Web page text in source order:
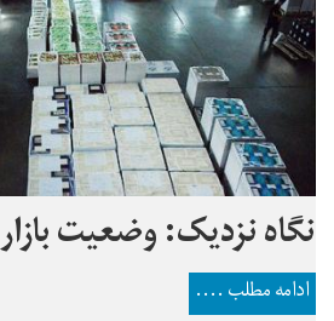
نگاه نزدیک: وضعیت
ادامه مطلب ....